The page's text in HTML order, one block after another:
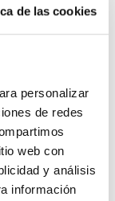
de las cookies
personalizar
de redes
web con
y análisis
información
de la ventana